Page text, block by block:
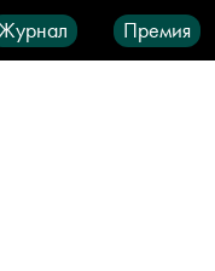
Премия
Город IT-продукты